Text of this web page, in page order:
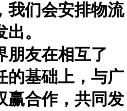
我们会安排物流
。
朋友在相互了
的基础上，与广
赢合作，共同发